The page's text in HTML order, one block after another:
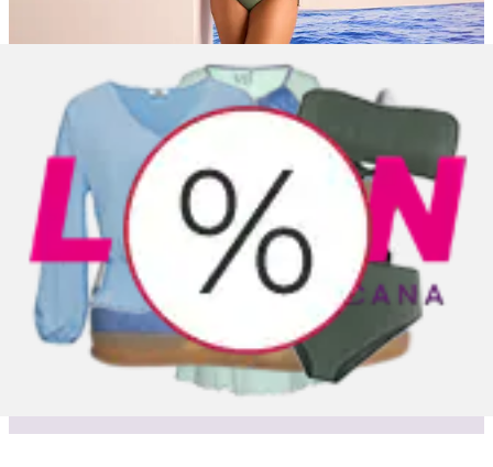
Sente-toi bien!
Maillots de bain pour les femmes aux courbes
généreuses
Les bas de maillot taille haute sont non seulement
très tendance, mais ils sculptent également une
silhouette particulièrement flatteuse. Les maillots de
bain une pièce et les tankinis ornés de délicats
volants ou de fronces créent en outre un look féminin
qui met en valeur les courbes et sublime habilement
la silhouette.
DÉCOUVREZ MAINTENANT >